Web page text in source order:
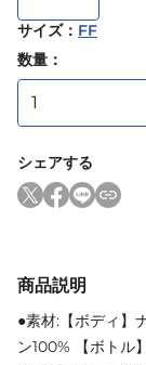
サイズ： FF
数量：
シェアする
商品説明
●素材:【ボディ】
ン100% 【ボトル